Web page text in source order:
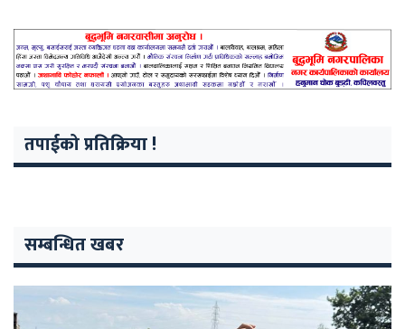
तपाईको प्रतिक्रिया !
सम्बन्धित खबर